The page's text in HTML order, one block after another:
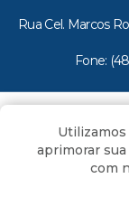
Rua Cel. Marcos
Fone:
Todos
aprimorar
com